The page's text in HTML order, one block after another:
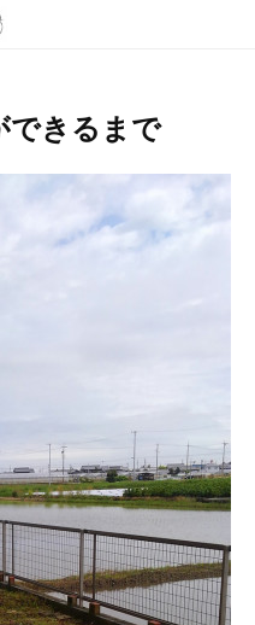
できるまで